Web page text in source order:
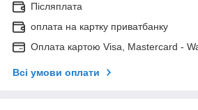
Післяплата
оплата на картку приватбанку
Оплата картою Visa, Mastercard -
Всі умови оплати